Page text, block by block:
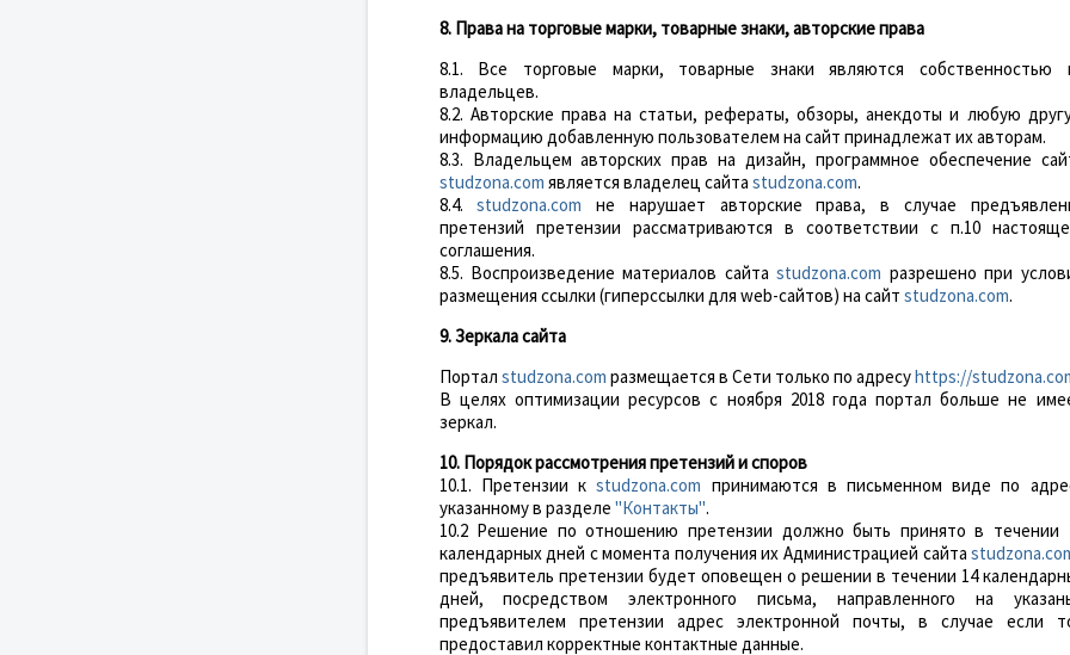
8. Права на торговые марки, товарные знаки, авторские права
8.1. Все торговые марки, товарные знаки являются собственностью
владельцев.
8.2. Авторские права на статьи, рефераты, обзоры, анекдоты и любую
информацию добавленную пользователем на сайт принадлежат их авторам.
8.3. Владельцем авторских прав на дизайн, программное обеспечение
studzona.com является владелец сайта studzona.com.
8.4.studzona.com не нарушает авторские права, в случае
претензий претензии рассматриваются в соответствии с п.10
соглашения.
8.5. Воспроизведение материалов сайтаstudzona.com разрешено при
размещения ссылки (гиперссылки для web-сайтов) на сайт studzona.com.
9. Зеркала сайта
Портал studzona.com размещается в Сети только по адресуhttps://
В целях оптимизации ресурсов с ноября 2018 года портал больше не
зеркал.
10. Порядок рассмотрения претензий и споров
10.1. Претензии кstudzona.com принимаются в письменном виде по
указанному в разделе "Контакты".
10.2 Решение по отношению претензии должно быть принято в течении
календарных дней с момента получения их Администрацией сайта
предъявитель претензии будет оповещен о решении в течении 14
дней, посредством электронного письма, направленного на
предъявителем претензии адрес электронной почты, в случае если
предоставил корректные контактные данные.